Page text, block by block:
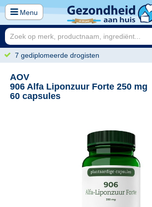
Menu
7 gediplomeerde drogisten
AOV
906 Alfa Liponzuur Forte 250 mg
60 capsules